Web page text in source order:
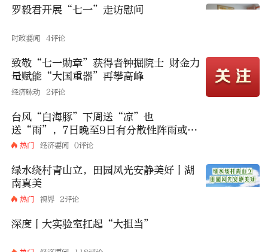
罗毅君开展“七一”走访慰问
时政要闻 4评论
致敬“七一勋章”获得者钟掘院士 财金力
量赋能“大国重器”再攀高峰
经济脉动 2评论
台风“白海豚”下周送“凉”也
送“雨”，7日晚至9日有分散性阵雨或雷
阵雨
热门 经济要闻 0评论
绿水绕村青山立，田园风光安静美好丨湖
南真美
热门 视界 2评论
深度丨大实验室扛起“大担当”